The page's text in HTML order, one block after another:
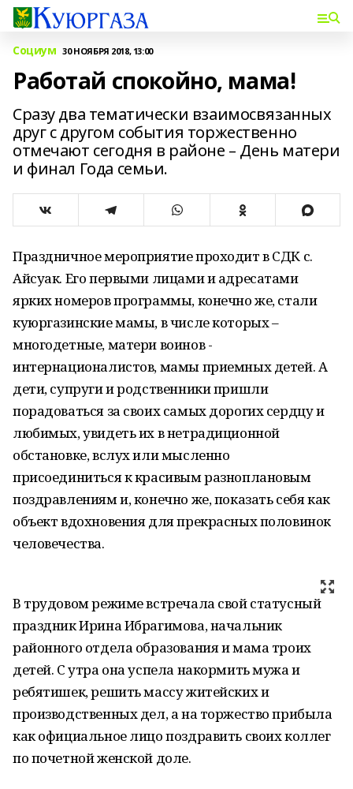
Социум 30 НОЯБРЯ 2018, 13:00
Работай спокойно, мама!
Сразу два тематически взаимосвязанных
друг с другом события торжественно
отмечают сегодня в районе – День матери
и финал Года семьи.
Праздничное мероприятие проходит в СДК с.
Айсуак. Его первыми лицами и адресатами
ярких номеров программы, конечно же, стали
куюргазинские мамы, в числе которых –
многодетные, матери воинов -
интернационалистов, мамы приемных детей. А
дети, супруги и родственники пришли
порадоваться за своих самых дорогих сердцу и
любимых, увидеть их в нетрадиционной
обстановке, вслух или мысленно
присоединиться к красивым разноплановым
поздравлениям и, конечно же, показать себя как
объект вдохновения для прекрасных половинок
человечества.
В трудовом режиме встречала свой статусный
праздник Ирина Ибрагимова, начальник
районного отдела образования и мама троих
детей. С утра она успела накормить мужа и
ребятишек, решить массу житейских и
производственных дел, а на торжество прибыла
как официальное лицо поздравить своих коллег
по почетной женской доле.